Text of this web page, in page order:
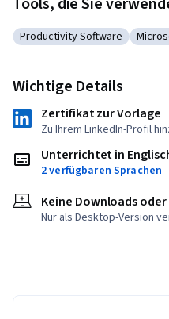
Kategorie: Productivity
Productivity Software
Wichtige Details
Zertifikat zur Vorlage
Zu Ihrem LinkedIn-Profil
Unterrichtet in
2 verfügbaren Sprachen
Keine Downloads
Nur als Desktop-Version